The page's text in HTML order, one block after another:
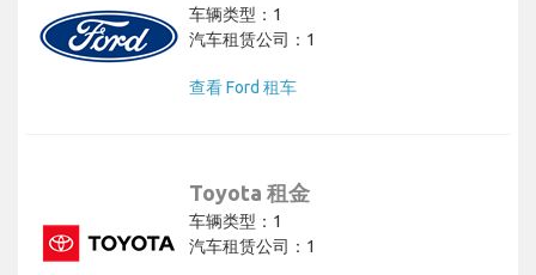
车辆类型：1
汽车租赁公司：1
查看 Ford 租车
Toyota 租金
车辆类型：1
汽车租赁公司：1